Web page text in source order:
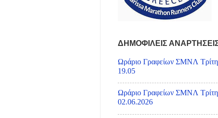
ΔΗΜΟΦΙΛΕΙΣ
Ωράριο Γραφείων ΣΜΝΛ Τρίτη
19.05
Ωράριο Γραφείων ΣΜΝΛ Τρίτη
02.06.2026